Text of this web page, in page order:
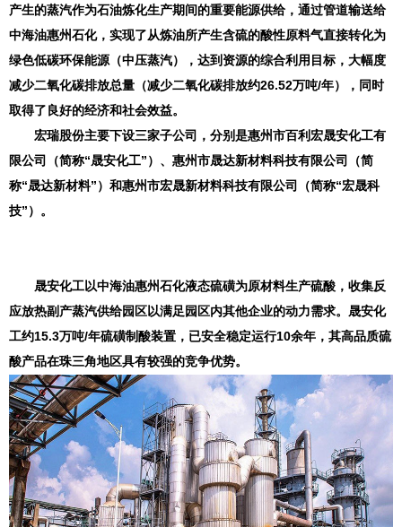
产生的蒸汽作为石油炼化生产期间的重要能源供给，通过管道输送给
中海油惠州石化，实现了从炼油所产生含硫的酸性原料气直接转化为
绿色低碳环保能源（中压蒸汽），达到资源的综合利用目标，大幅度
减少二氧化碳排放总量（减少二氧化碳排放约26.52万吨/年），同时
取得了良好的经济和社会效益。
宏瑞股份主要下设三家子公司，分别是惠州市百利宏晟安化工有
限公司（简称“晟安化工”）、惠州市晟达新材料科技有限公司（简
称“晟达新材料”）和惠州市宏晟新材料科技有限公司（简称“宏晟科
技”）。
晟安化工以中海油惠州石化液态硫磺为原材料生产硫酸，收集反
应放热副产蒸汽供给园区以满足园区内其他企业的动力需求。晟安化
工约15.3万吨/年硫磺制酸装置，已安全稳定运行10余年，其高品质硫
酸产品在珠三角地区具有较强的竞争优势。